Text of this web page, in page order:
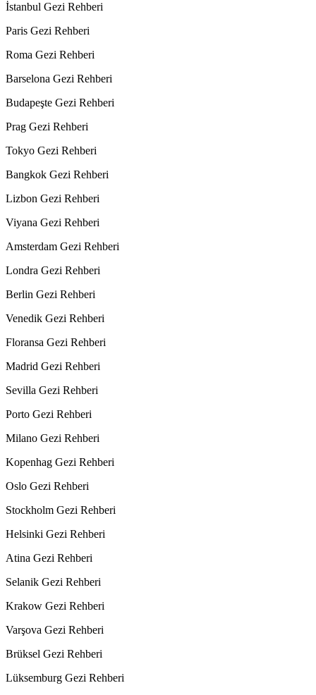
İstanbul Gezi Rehberi
Paris Gezi Rehberi
Roma Gezi Rehberi
Barselona Gezi Rehberi
Budapeşte Gezi Rehberi
Prag Gezi Rehberi
Tokyo Gezi Rehberi
Bangkok Gezi Rehberi
Lizbon Gezi Rehberi
Viyana Gezi Rehberi
Amsterdam Gezi Rehberi
Londra Gezi Rehberi
Berlin Gezi Rehberi
Venedik Gezi Rehberi
Floransa Gezi Rehberi
Madrid Gezi Rehberi
Sevilla Gezi Rehberi
Porto Gezi Rehberi
Milano Gezi Rehberi
Kopenhag Gezi Rehberi
Oslo Gezi Rehberi
Stockholm Gezi Rehberi
Helsinki Gezi Rehberi
Atina Gezi Rehberi
Selanik Gezi Rehberi
Krakow Gezi Rehberi
Varşova Gezi Rehberi
Brüksel Gezi Rehberi
Lüksemburg Gezi Rehberi